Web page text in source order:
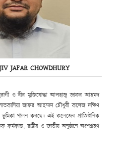
JAFAR CHOWDHURY
ও বীর মুক্তিযোদ্ধা আলহাজ্ব জাফর আহমদ
সাতকানিয়া জাফর আহম্মদ চৌধুরী কলেজ দক্ষিণ
ভূমিকা পালন করছে। এই কলেজের প্রাতিষ্ঠানিক
কর্মকান্ড, রাষ্ট্রীয় ও জাতীয় অনুষ্ঠানে অংশগ্রহণ